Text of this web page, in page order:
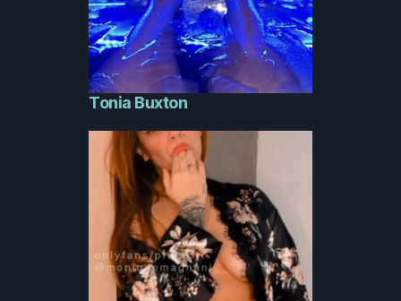
Tonia Buxton